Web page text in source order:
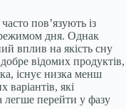
пов’язують із
дня. Однак
вплив на якість сну
відомих продуктів,
існує низка менш
які
легше перейти у фазу